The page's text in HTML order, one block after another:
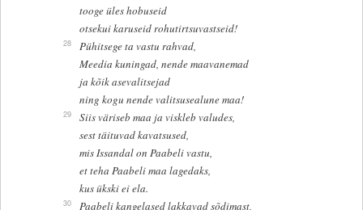
tooge üles hobuseid
otsekui karuseid rohutirtsuvastseid!
28
Pühitsege ta vastu rahvad,
Meedia kuningad, nende maavanemad
ja kõik asevalitsejad
ning kogu nende valitsusealune maa!
29
Siis väriseb maa ja viskleb valudes,
sest täituvad kavatsused,
mis Issandal on Paabeli vastu,
et teha Paabeli maa lagedaks,
kus ükski ei ela.
30
Paabeli kangelased lakkavad sõdimast,